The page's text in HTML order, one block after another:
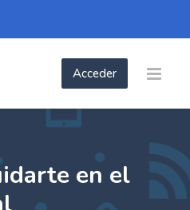
Acceder
en el mundo
digital
en el mundo digital
en el